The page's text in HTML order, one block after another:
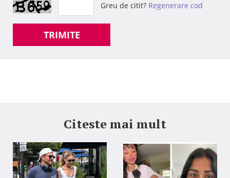
Greu de citit? Regenerare cod
TRIMITE
Citeste mai mult